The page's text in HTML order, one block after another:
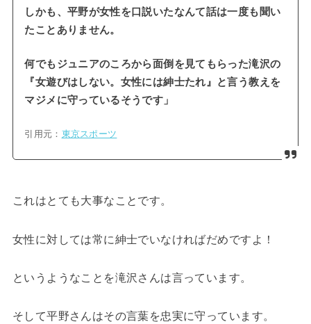
しかも、平野が女性を口説いたなんて話は一度も聞い
たことありません。
何でもジュニアのころから面倒を見てもらった滝沢の
『女遊びはしない。女性には紳士たれ』と言う教えを
マジメに守っているそうです」
引用元： 東京スポーツ
これはとても大事なことです。
女性に対しては常に紳士でいなければだめですよ！
というようなことを滝沢さんは言っています。
そして平野さんはその言葉を忠実に守っています。